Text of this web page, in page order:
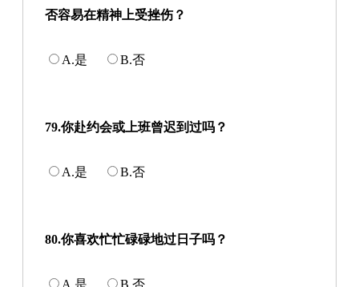
否容易在精神上受挫伤？
A.是 B.否
79.你赴约会或上班曾迟到过吗？
A.是 B.否
80.你喜欢忙忙碌碌地过日子吗？
A.是 B.否